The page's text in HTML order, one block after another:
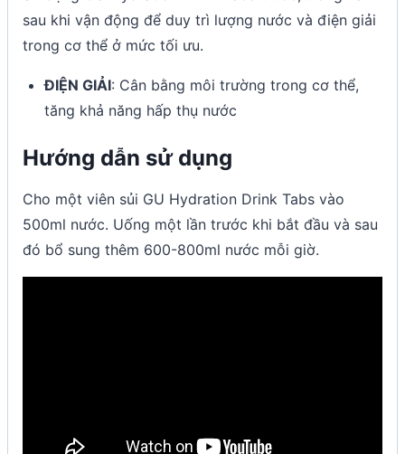
sau khi vận động để duy trì lượng nước và điện giải
trong cơ thể ở mức tối ưu.
ĐIỆN GIẢI: Cân bằng môi trường trong cơ thể,
tăng khả năng hấp thụ nước
Hướng dẫn sử dụng
Cho một viên sủi GU Hydration Drink Tabs vào
500ml nước. Uống một lần trước khi bắt đầu và sau
đó bổ sung thêm 600-800ml nước mỗi giờ.